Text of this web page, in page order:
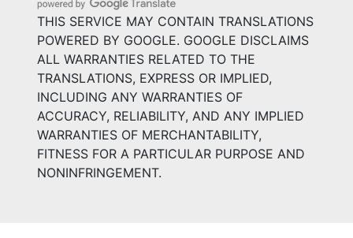
THIS SERVICE MAY CONTAIN TRANSLATIONS
POWERED BY GOOGLE. GOOGLE DISCLAIMS
ALL WARRANTIES RELATED TO THE
TRANSLATIONS, EXPRESS OR IMPLIED,
INCLUDING ANY WARRANTIES OF
ACCURACY, RELIABILITY, AND ANY IMPLIED
WARRANTIES OF MERCHANTABILITY,
FITNESS FOR A PARTICULAR PURPOSE AND
NONINFRINGEMENT.